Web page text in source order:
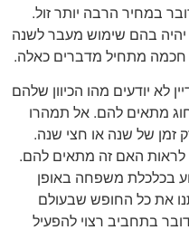
במחיר הרבה יותר זול.
יהיה בהם שימוש מעבר לשנה
חכמה מתחיל מדברים כאלה.
לא יודעים מהו הכיוון שלהם
מתאים להם. אל תמהרו
זמן של שנה או חצי שנה.
לראות האם זה מתאים להם.
בכלכלת משפחה באופן
את כל החופש שבעולם
בתחביב רצוי להפעיל